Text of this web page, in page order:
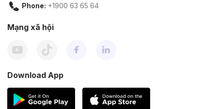
Phone: +1900 63 65 64
Mạng xã hội
Download App